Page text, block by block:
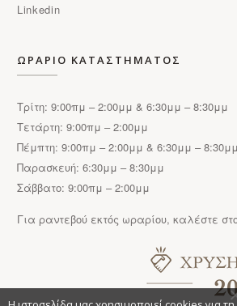
Linkedin
ΩΡΑΡΙΟ ΚΑΤΑΣΤΗΜΑΤΟΣ
Τρίτη: 9:00πμ – 2:00μμ & 6:30μμ – 8:30μμ
Τετάρτη: 9:00πμ – 2:00μμ
Πέμπτη: 9:00πμ – 2:00μμ & 6:30μμ – 8:30μμ
Παρασκευή: 6:30μμ – 8:30μμ
Σάββατο: 9:00πμ – 2:00μμ
Για ραντεβού εκτός ωραρίου, καλέστε